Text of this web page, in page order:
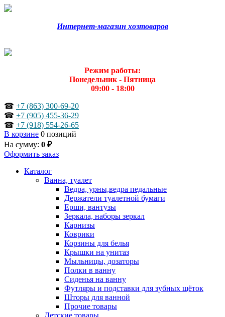
Интернет-магазин хозтоваров
Режим работы:
Понедельник - Пятница
09:00 - 18:00
☎ +7 (863) 300-69-20
☎ +7 (905) 455-36-29
☎ +7 (918) 554-26-65
В корзине 0 позиций
На сумму: 0 ₽
Оформить заказ
Каталог
Ванна, туалет
Ведра, урны,ведра педальные
Держатели туалетной бумаги
Ерши, вантузы
Зеркала, наборы зеркал
Карнизы
Коврики
Корзины для белья
Крышки на унитаз
Мыльницы, дозаторы
Полки в ванну
Сиденья на ванну
Футляры и подставки для зубных щёток
Шторы для ванной
Прочие товары
Детские товары